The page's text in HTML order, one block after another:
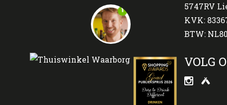
5747RV
KVK:
BTW:
VOLG